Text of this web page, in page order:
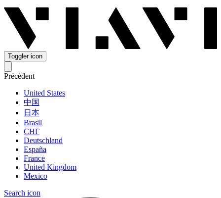
Toggler icon
Précédent
United States
中国
日本
Brasil
СНГ
Deutschland
España
France
United Kingdom
Mexico
Search icon